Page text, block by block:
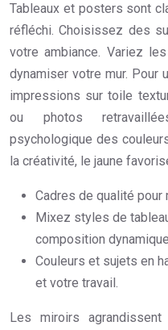
Tableaux et posters sont
réfléchi. Choisissez des
votre ambiance. Variez
dynamiser votre mur. Pour
impressions sur toile
ou photos
psychologique des
la créativité, le jaune
Cadres de qualité
Mixez styles de
composition
Couleurs et sujets en
et votre travail.
Les miroirs